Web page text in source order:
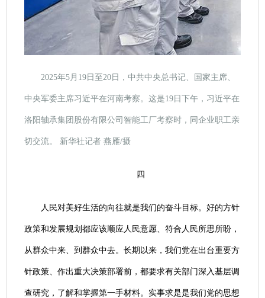
2025年5月19日至20日，中共中央总书记、国家主席、
中央军委主席习近平在河南考察。这是19日下午，习近平在
洛阳轴承集团股份有限公司智能工厂考察时，同企业职工亲
切交流。 新华社记者 燕雁/摄
四
人民对美好生活的向往就是我们的奋斗目标。好的方针
政策和发展规划都应该顺应人民意愿、符合人民所思所盼，
从群众中来、到群众中去。长期以来，我们党在出台重要方
针政策、作出重大决策部署前，都要求有关部门深入基层调
查研究，了解和掌握第一手材料。实事求是是我们党的思想